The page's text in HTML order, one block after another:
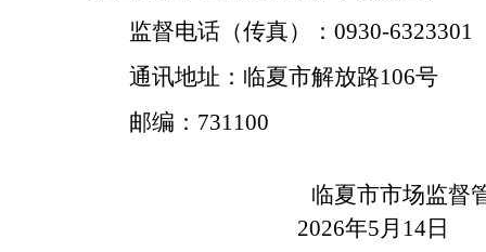
监督电话（传真）： 0930-6323301
通讯地址：临夏市解放路106号
邮编： 731100
临夏市市场监督
2026年5月 14日